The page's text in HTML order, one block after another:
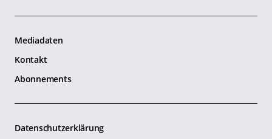
Mediadaten
Kontakt
Abonnements
Datenschutzerklärung